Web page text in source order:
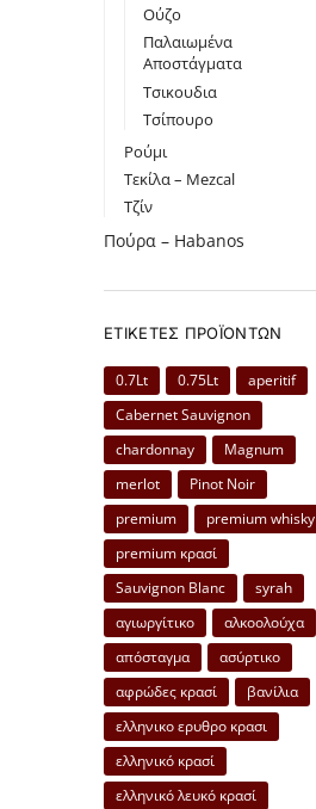
Ούζο
Παλαιωμένα
Αποστάγματα
Τσικουδια
Τσίπουρο
Ρούμι
Τεκίλα – Mezcal
Τζίν
Πούρα – Habanos
ΕΤΙΚΈΤΕΣ ΠΡΟΪΌΝΤΩΝ
0.7Lt 0.75Lt
aperitif
Cabernet Sauvignon
chardonnay
Magnum
merlot
Pinot Noir
premium
premium whisky
premium κρασί
Sauvignon Blanc
syrah
αγιωργίτικο
αλκοολούχα
απόσταγμα
ασύρτικο
αφρώδες κρασί
βανίλια
ελληνικο ερυθρο κρασι
ελληνικό κρασί
ελληνικό λευκό κρασί